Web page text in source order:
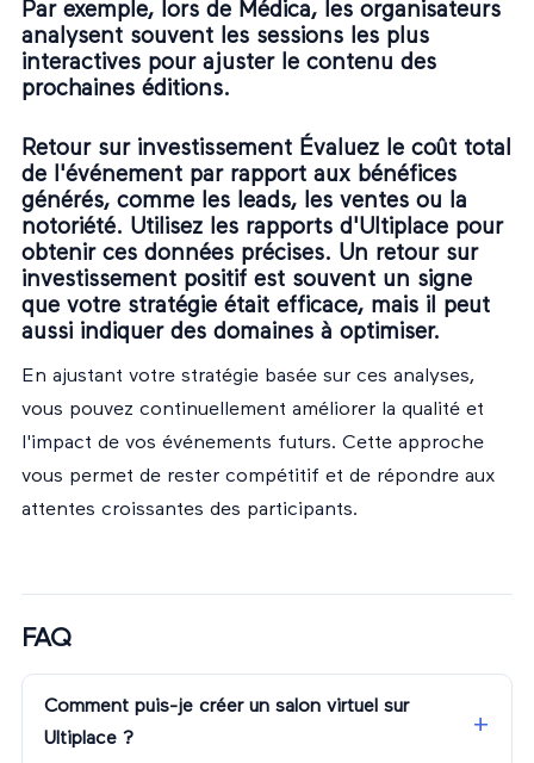
Par exemple, lors de Médica, les organisateurs
analysent souvent les sessions les plus
interactives pour ajuster le contenu des
prochaines éditions.
Retour sur investissement Évaluez le coût total
de l'événement par rapport aux bénéfices
générés, comme les leads, les ventes ou la
notoriété. Utilisez les rapports d'Ultiplace pour
obtenir ces données précises. Un retour sur
investissement positif est souvent un signe
que votre stratégie était efficace, mais il peut
aussi indiquer des domaines à optimiser.
En ajustant votre stratégie basée sur ces analyses,
vous pouvez continuellement améliorer la qualité et
l'impact de vos événements futurs. Cette approche
vous permet de rester compétitif et de répondre aux
attentes croissantes des participants.
FAQ
Comment puis-je créer un salon virtuel sur
Ultiplace ?